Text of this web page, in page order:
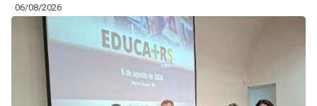
06/08/2026